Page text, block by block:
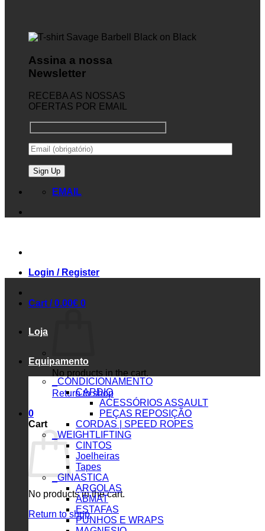
Assina a nossa
Newsletter
RECEBA AS NOSSAS
OFERTAS POR EMAIL
EMAIL
Login / Register
Cart /0.00€ 0
No products in the cart.
Return to shop
0
Cart
No products in the cart.
Return to shop
Loja
Equipamento
_CONDICIONAMENTO
CARDIO
ACESSÓRIOS ASSAULT
PEÇAS REPOSIÇÃO
CORDAS | SPEED ROPES
_WEIGHTLIFTING
CINTOS
Joelheiras
Tapes
_GINASTICA
ARGOLAS
ABMAT
ESTAFAS
PUNHOS E WRAPS